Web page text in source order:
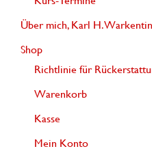
Über mich, Karl H.
Shop
Richtlinie für
Warenkorb
Kasse
Mein Konto